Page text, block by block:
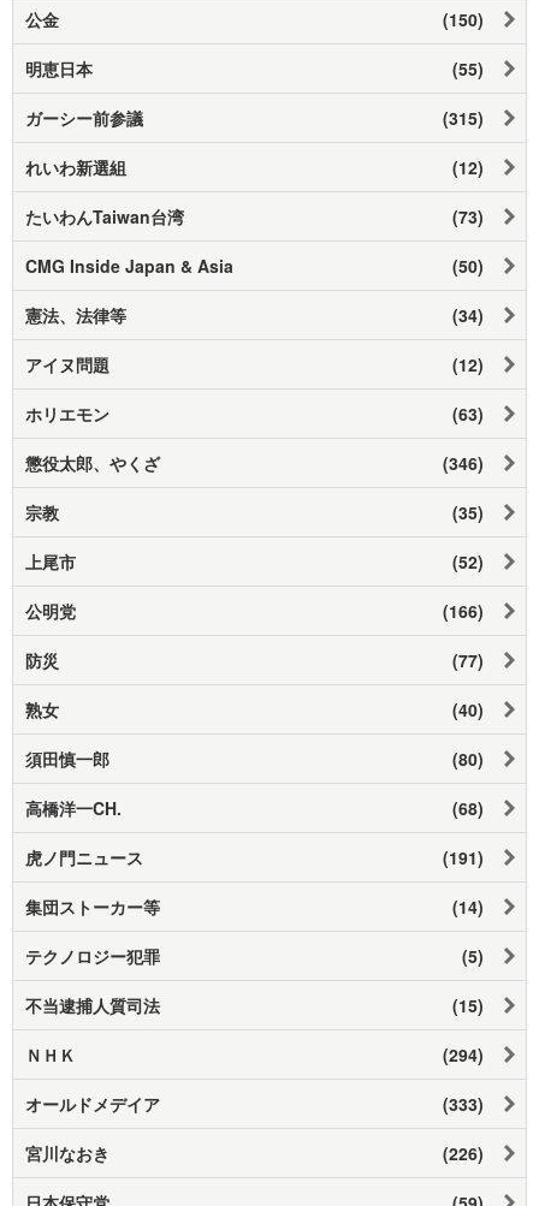
公金 (150)
明恵日本 (55)
ガーシー前参議 (315)
れいわ新選組 (12)
たいわんTaiwan台湾 (73)
CMG Inside Japan & Asia (50)
憲法、法律等 (34)
アイヌ問題 (12)
ホリエモン (63)
懲役太郎、やくざ (346)
宗教 (35)
上尾市 (52)
公明党 (166)
防災 (77)
熟女 (40)
須田慎一郎 (80)
高橋洋一CH. (68)
虎ノ門ニュース (191)
集団ストーカー等 (14)
テクノロジー犯罪 (5)
不当逮捕人質司法 (15)
ＮＨＫ (294)
オールドメデイア (333)
宮川なおき (226)